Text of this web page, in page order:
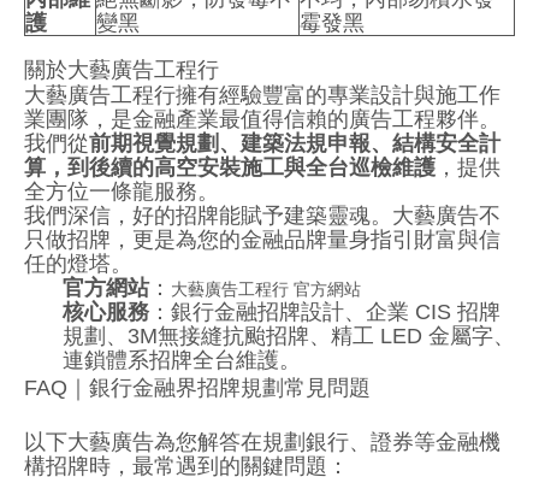
護
變黑
霉發黑
關於大藝廣告工程行
大藝廣告工程行擁有經驗豐富的專業設計與施工作
業團隊，是金融產業最值得信賴的廣告工程夥伴。
我們從前期視覺規劃、建築法規申報、結構安全計
算，到後續的高空安裝施工與全台巡檢維護 ，提供
全方位一條龍服務。
我們深信，好的招牌能賦予建築靈魂。大藝廣告不
只做招牌，更是為您的金融品牌量身指引財富與信
任的燈塔。
官方網站： 大藝廣告工程行 官方網站
核心服務 ：銀行金融招牌設計、企業 CIS 招牌
規劃、3M無接縫抗颱招牌、精工 LED 金屬字、
連鎖體系招牌全台維護。
FAQ｜銀行金融界招牌規劃常見問題
以下大藝廣告為您解答在規劃銀行、證券等金融機
構招牌時，最常遇到的關鍵問題：